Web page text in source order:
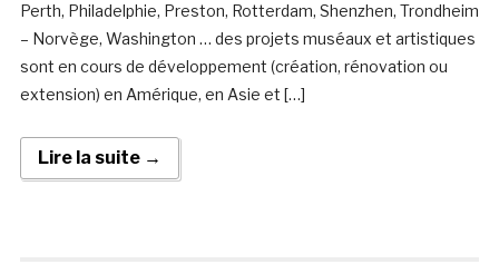
Perth, Philadelphie, Preston, Rotterdam, Shenzhen, Trondheim
– Norvège, Washington … des projets muséaux et artistiques
sont en cours de développement (création, rénovation ou
extension) en Amérique, en Asie et […]
Lire la suite →